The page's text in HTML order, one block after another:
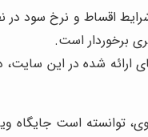
اقساط و نرخ سود
برخوردار است.
ارائه شده در این سایت،
توانسته است جایگاه